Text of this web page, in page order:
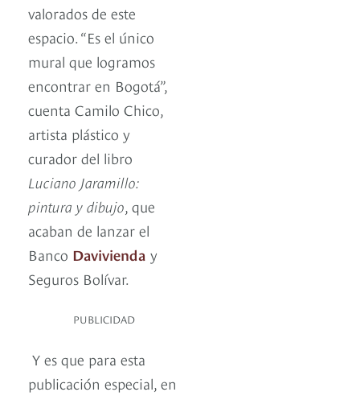
valorados de este
espacio. “Es el único
mural que logramos
encontrar en Bogotá”,
cuenta Camilo Chico,
artista plástico y
curador del libro
Luciano Jaramillo:
pintura y dibujo, que
acaban de lanzar el
Banco Davivienda y
Seguros Bolívar.
PUBLICIDAD
Y es que para esta
publicación especial, en